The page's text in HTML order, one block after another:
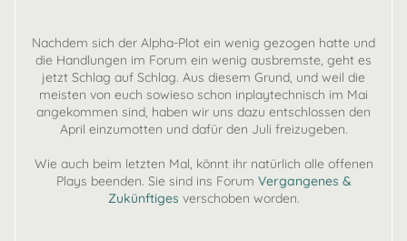
Nachdem sich der Alpha-Plot ein wenig gezogen hatte und
die Handlungen im Forum ein wenig ausbremste, geht es
jetzt Schlag auf Schlag. Aus diesem Grund, und weil die
meisten von euch sowieso schon inplaytechnisch im Mai
angekommen sind, haben wir uns dazu entschlossen den
April einzumotten und dafür den Juli freizugeben.
Wie auch beim letzten Mal, könnt ihr natürlich alle offenen
Plays beenden. Sie sind ins Forum Vergangenes &
Zukünftiges verschoben worden.